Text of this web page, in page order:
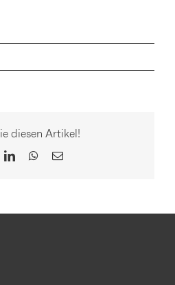
diesen Artikel!
LinkedInWhatsApp
E-